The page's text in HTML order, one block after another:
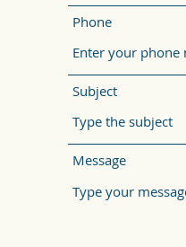
Phone
Subject
Message